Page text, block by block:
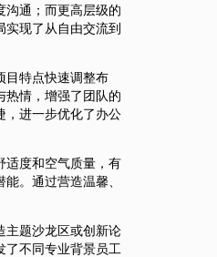
沟通；而更高层级的
现了从自由交流到
目特点快速调整布
热情，增强了团队的
，进一步优化了办公
适度和空气质量，有
。通过营造温馨、
主题沙龙区或创新论
了不同专业背景员工